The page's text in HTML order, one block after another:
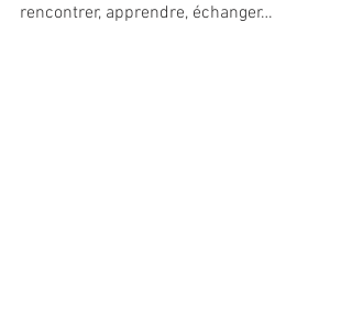
rencontrer, apprendre, échanger…